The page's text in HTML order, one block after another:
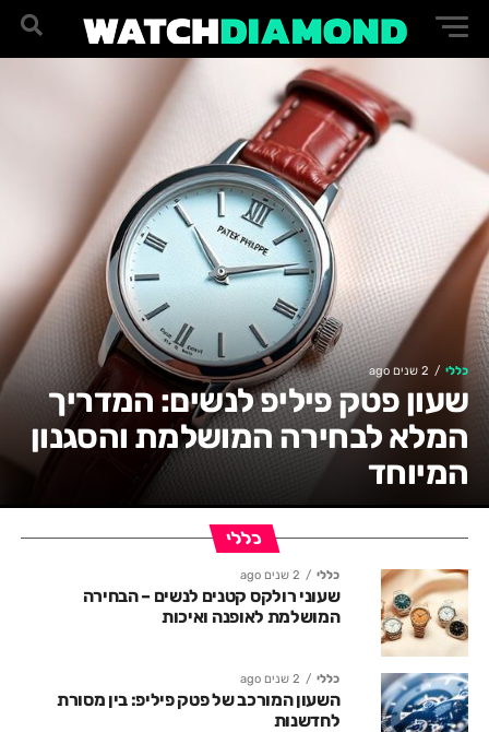
כללי 2 שנים ago
שעון פטק פיליפ לנשים: המדריך
המלא לבחירה המושלמת והסגנון
המיוחד
כללי
כללי 2 שנים ago
שעוני רולקס קטנים לנשים – הבחירה
המושלמת לאופנה ואיכות
כללי 2 שנים ago
השעון המורכב של פטק פיליפ: בין מסורת
לחדשנות